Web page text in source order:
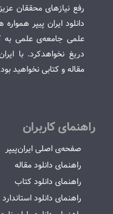
رفع نیازهای محققان
دانلود ایران پیپر
علمی جامعه‌ی علمی به
دریغ نخواهدکرد. با
مقاله و کتابی نخواهید
راهنمای کاربران
صفحه‌ی اصلی ایران‌پیپر
راهنمای دانلود مقاله
راهنمای دانلود کتاب
راهنمای دانلود استاندارد